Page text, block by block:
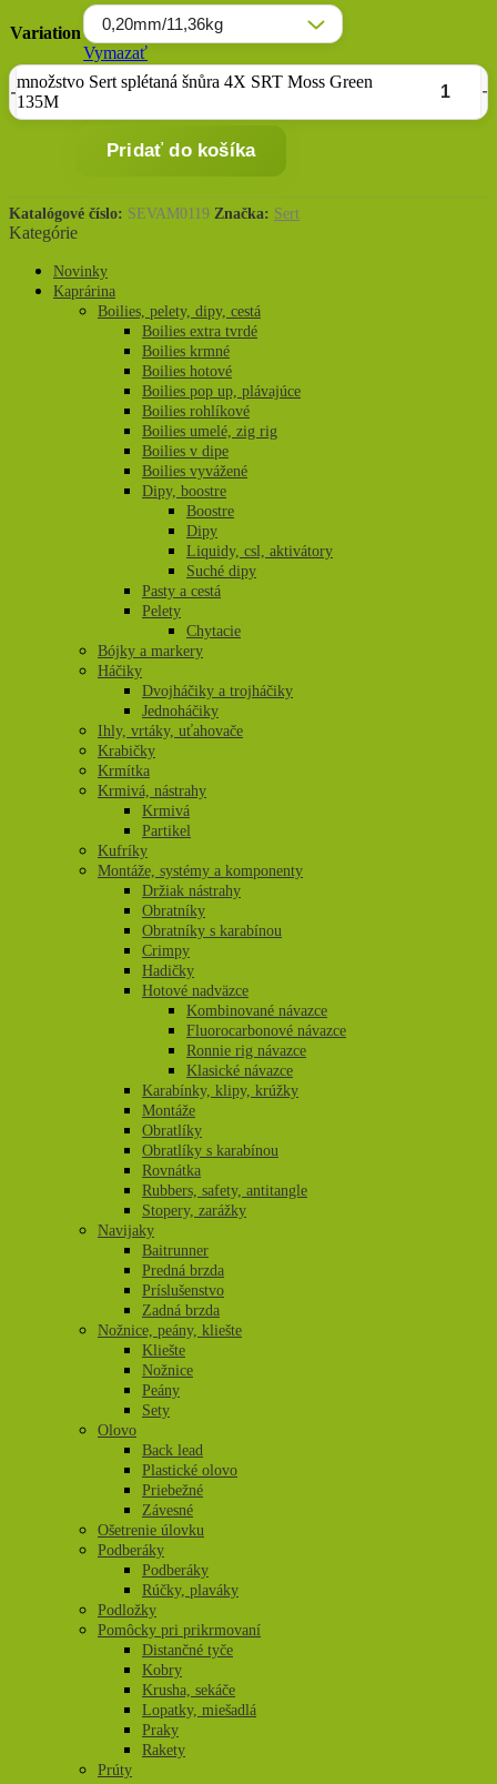
Variation
Vymazať
množstvo Sert splétaná šnůra 4X SRT Moss Green
135M
Pridať do košíka
Katalógové číslo: SEVAM0119 Značka: Sert
Kategórie
Novinky
Kaprárina
Boilies, pelety, dipy, cestá
Boilies extra tvrdé
Boilies krmné
Boilies hotové
Boilies pop up, plávajúce
Boilies rohlíkové
Boilies umelé, zig rig
Boilies v dipe
Boilies vyvážené
Dipy, boostre
Boostre
Dipy
Liquidy, csl, aktivátory
Suché dipy
Pasty a cestá
Pelety
Chytacie
Bójky a markery
Háčiky
Dvojháčiky a trojháčiky
Jednoháčiky
Ihly, vrtáky, uťahovače
Krabičky
Krmítka
Krmivá, nástrahy
Krmivá
Partikel
Kufríky
Montáže, systémy a komponenty
Držiak nástrahy
Obratníky
Obratníky s karabínou
Crimpy
Hadičky
Hotové nadväzce
Kombinované návazce
Fluorocarbonové návazce
Ronnie rig návazce
Klasické návazce
Karabínky, klipy, krúžky
Montáže
Obratlíky
Obratlíky s karabínou
Rovnátka
Rubbers, safety, antitangle
Stopery, zarážky
Navijaky
Baitrunner
Predná brzda
Príslušenstvo
Zadná brzda
Nožnice, peány, kliešte
Kliešte
Nožnice
Peány
Sety
Olovo
Back lead
Plastické olovo
Priebežné
Závesné
Ošetrenie úlovku
Podberáky
Podberáky
Rúčky, plaváky
Podložky
Pomôcky pri prikrmovaní
Distančné tyče
Kobry
Krusha, sekáče
Lopatky, miešadlá
Praky
Rakety
Prúty